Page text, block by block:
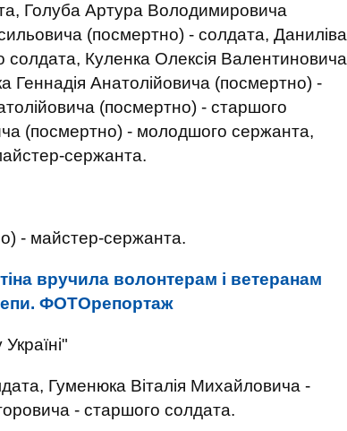
Голуба Артура Володимировича
(посмертно) - солдата, Даниліва
Куленка Олексія Валентиновича
Геннадія Анатолійовича (посмертно) -
(посмертно) - старшого
(посмертно) - молодшого сержанта,
сержанта.
- майстер-сержанта.
вручила волонтерам і ветеранам
ФОТОрепортаж
Гуменюка Віталія Михайловича -
- старшого солдата.